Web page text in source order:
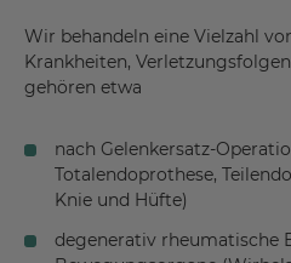
Wir behandeln eine Vielzahl
Krankheiten,
gehören etwa
nach Gelenkersatz-
Totalendoprothese,
Knie und Hüfte)
degenerativ rheumatische